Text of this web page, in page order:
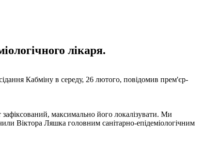
лікаря.
Кабміну в середу, 26 лютого, повідомив прем'єр-
максимально його локалізувати. Ми
Віктора Ляшка головним санітарно-епідеміологічним